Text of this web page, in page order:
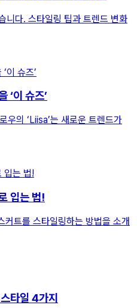
니다. 스타일링 팁과 트렌드 변화
‘이 슈즈’
우의 ‘Liisa’는 새로운 트렌드가
입는 법!
커트를 스타일링하는 방법을 소개
타일 4가지